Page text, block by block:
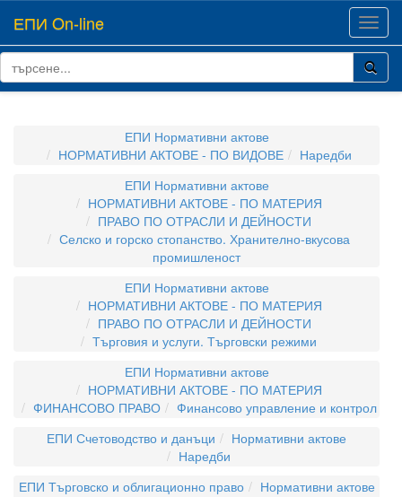
ЕПИ On-line
ЕПИ Нормативни актове
НОРМАТИВНИ АКТОВЕ - ПО ВИДОВЕ
Наредби
ЕПИ Нормативни актове
НОРМАТИВНИ АКТОВЕ - ПО МАТЕРИЯ
ПРАВО ПО ОТРАСЛИ И ДЕЙНОСТИ
Селско и горско стопанство. Хранително-вкусова
промишленост
ЕПИ Нормативни актове
НОРМАТИВНИ АКТОВЕ - ПО МАТЕРИЯ
ПРАВО ПО ОТРАСЛИ И ДЕЙНОСТИ
Търговия и услуги. Търговски режими
ЕПИ Нормативни актове
НОРМАТИВНИ АКТОВЕ - ПО МАТЕРИЯ
ФИНАНСОВО ПРАВО
Финансово управление и контрол
ЕПИ Счетоводство и данъци
Нормативни актове
Наредби
ЕПИ Търговско и облигационно право
Нормативни актове